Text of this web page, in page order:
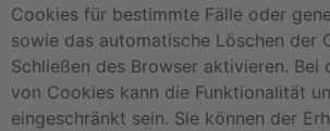
Cookies für bestimmte Fälle oder
sowie das automatische Löschen der
Schließen des Browser aktivieren. Bei
von Cookies kann die Funktionalität
eingeschränkt sein. Sie können der